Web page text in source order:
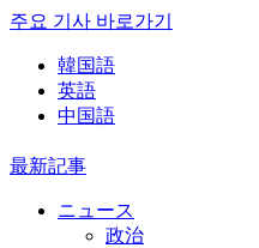
주요 기사 바로가기
韓国語
英語
中国語
最新記事
ニュース
政治